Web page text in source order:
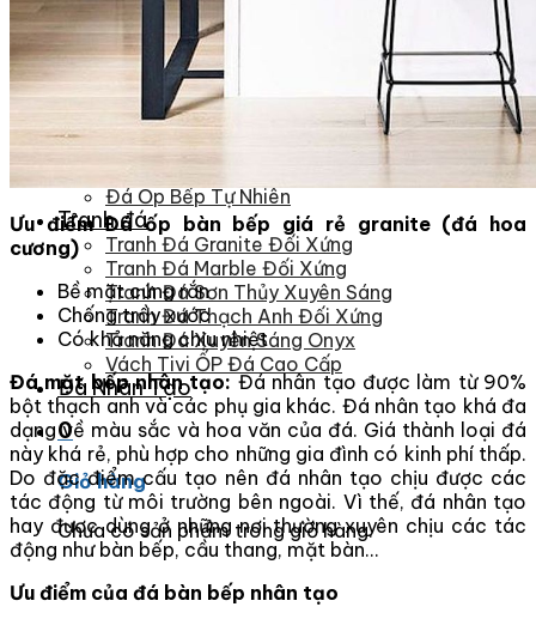
Đá Bàn Bếp Cao Cấp
Đá Ốp
Đá Ốp Bếp
Đá Ốp Mặt Tiền
Đá Ốp Cột
Đá Ốp Mộ
Đá Ốp Thang Máy
Đá Ốp Bếp Tự Nhiên
Tranh đá
Tranh Đá Granite Đối Xứng
Tranh Đá Marble Đối Xứng
Tranh Đá Sơn Thủy Xuyên Sáng
Tranh Đá Thạch Anh Đối Xứng
Tranh Đá Xuyên Sáng Onyx
Vách Tivi ỐP Đá Cao Cấp
Đá Nhân Tạo
0
Giỏ hàng
Chưa có sản phẩm trong giỏ hàng.
Ưu điểm Đá ốp bàn bếp giá rẻ granite (đá hoa
cương)
Bề mặt cứng rắn
Chống trầy xước
Có khả năng chịu nhiệt
Đá mặt bếp nhân tạo: Đá nhân tạo được làm từ 90%
bột thạch anh và các phụ gia khác. Đá nhân tạo khá đa
dạng về màu sắc và hoa văn của đá. Giá thành loại đá
này khá rẻ, phù hợp cho những gia đình có kinh phí thấp.
Do đặc điểm cấu tạo nên đá nhân tạo chịu được các
tác động từ môi trường bên ngoài. Vì thế, đá nhân tạo
hay được dùng ở những nơi thường xuyên chịu các tác
động như bàn bếp, cầu thang, mặt bàn…
Ưu điểm của đá bàn bếp nhân tạo